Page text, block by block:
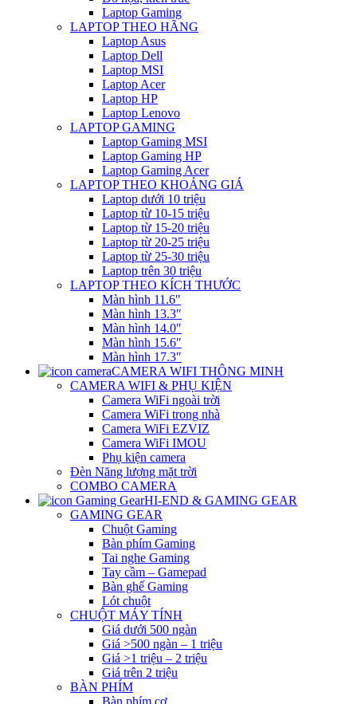
Laptop Gaming
LAPTOP THEO HÃNG
Laptop Asus
Laptop Dell
Laptop MSI
Laptop Acer
Laptop HP
Laptop Lenovo
LAPTOP GAMING
Laptop Gaming MSI
Laptop Gaming HP
Laptop Gaming Acer
LAPTOP THEO KHOẢNG GIÁ
Laptop dưới 10 triệu
Laptop từ 10-15 triệu
Laptop từ 15-20 triệu
Laptop từ 20-25 triệu
Laptop từ 25-30 triệu
Laptop trên 30 triệu
LAPTOP THEO KÍCH THƯỚC
Màn hình 11.6″
Màn hình 13.3″
Màn hình 14.0″
Màn hình 15.6″
Màn hình 17.3″
CAMERA WIFI THÔNG MINH
CAMERA WIFI & PHỤ KIỆN
Camera WiFi ngoài trời
Camera WiFi trong nhà
Camera WiFi EZVIZ
Camera WiFi IMOU
Phụ kiện camera
Đèn Năng lượng mặt trời
COMBO CAMERA
HI-END & GAMING GEAR
GAMING GEAR
Chuột Gaming
Bàn phím Gaming
Tai nghe Gaming
Tay cầm – Gamepad
Bàn ghế Gaming
Lót chuột
CHUỘT MÁY TÍNH
Giá dưới 500 ngàn
Giá >500 ngàn – 1 triệu
Giá >1 triệu – 2 triệu
Giá trên 2 triệu
BÀN PHÍM
Bàn phím cơ